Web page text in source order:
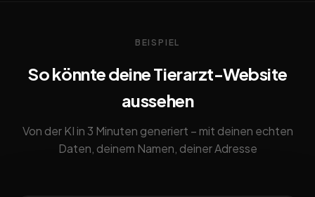
BEISPIEL
So könnte deine Tierarzt-Website
aussehen
Von der KI in 3 Minuten generiert – mit deinen echten
Daten, deinem Namen, deiner Adresse